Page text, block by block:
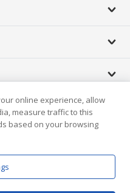
online experience, allow
measure traffic to this
based on your browsing